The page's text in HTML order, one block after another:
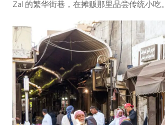
Zal 的繁华街巷，在摊贩那里品尝传统小吃。